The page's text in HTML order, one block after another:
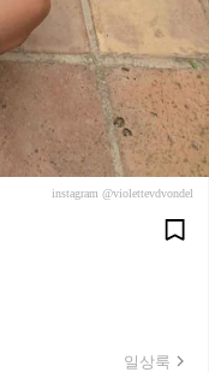
instagram @violettevdvondel
일상룩